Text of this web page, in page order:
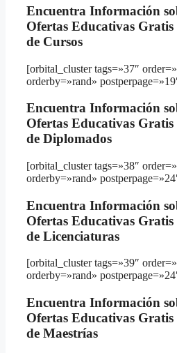
Encuentra Información
Ofertas Educativas
de Cursos
[orbital_cluster tags=»37″
orderby=»rand»
Encuentra Información
Ofertas Educativas
de Diplomados
[orbital_cluster tags=»38″
orderby=»rand»
Encuentra Información
Ofertas Educativas
de Licenciaturas
[orbital_cluster tags=»39″
orderby=»rand»
Encuentra Información
Ofertas Educativas
de Maestrías